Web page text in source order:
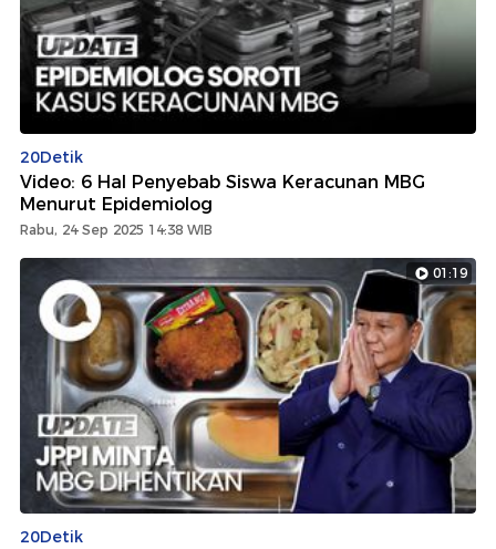
20Detik
Video: 6 Hal Penyebab Siswa Keracunan MBG
Menurut Epidemiolog
Rabu, 24 Sep 2025 14:38 WIB
01:19
20Detik